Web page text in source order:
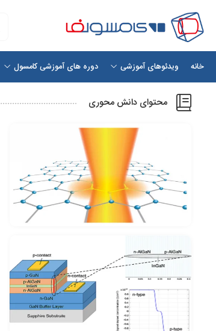
خانه ویدئوهای آموزشی دوره های آموزشی کامسول
محتوای دانش محوری